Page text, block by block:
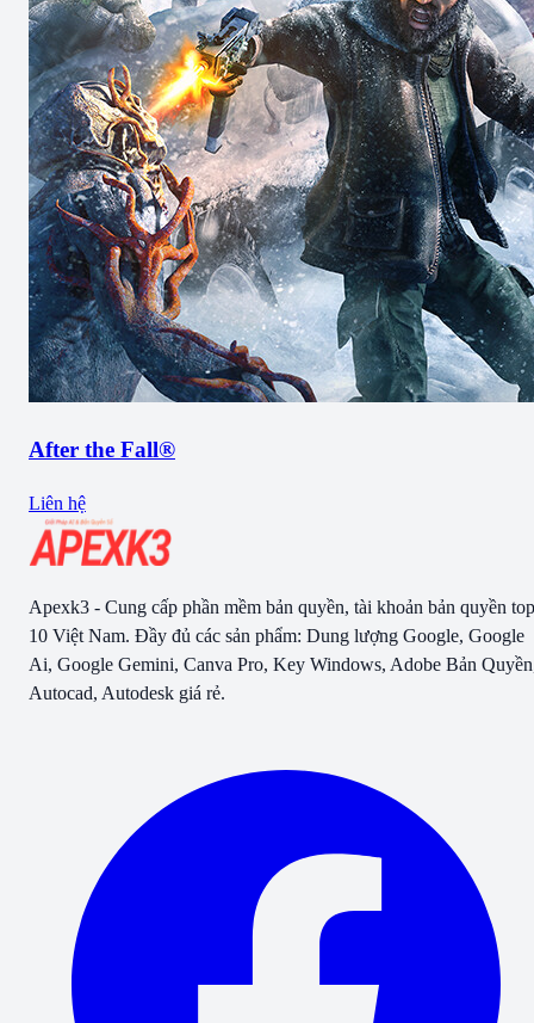
After the Fall®
Liên hệ
Apexk3 - Cung cấp phần mềm bản quyền, tài khoản bản quyền top
10 Việt Nam. Đầy đủ các sản phẩm: Dung lượng Google, Google
Ai, Google Gemini, Canva Pro, Key Windows, Adobe Bản
Autocad, Autodesk giá rẻ.